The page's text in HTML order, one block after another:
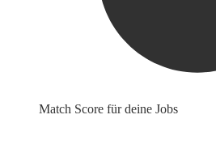
Match Score für deine Jobs